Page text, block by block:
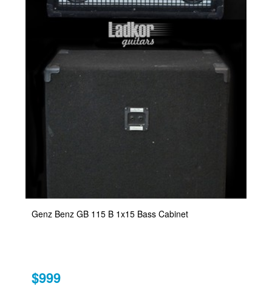
Genz Benz GB 115 B 1x15 Bass Cabinet
$999